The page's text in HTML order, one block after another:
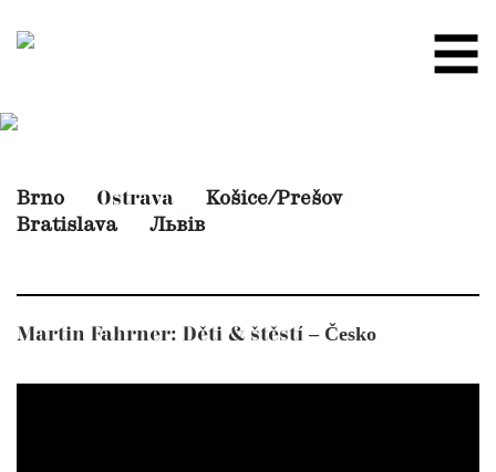
Brno Ostrava
Košice/Prešov
Bratislava
Львів
Martin Fahrner: Děti & štěstí – Česko